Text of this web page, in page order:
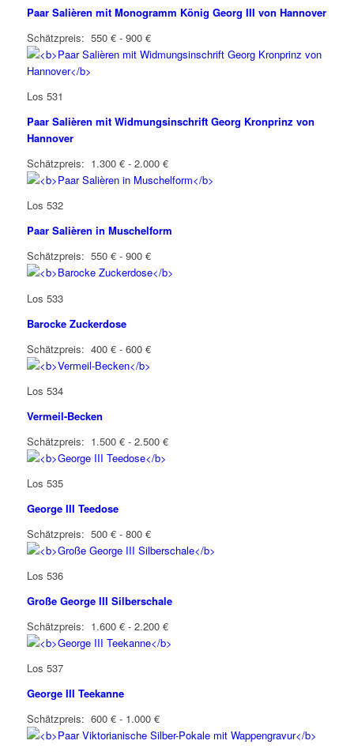
Paar Salièren mit Monogramm König Georg III von Hannover
Schätzpreis: 550 € - 900 €
Los 531
Paar Salièren mit Widmungsinschrift Georg Kronprinz von
Hannover
Schätzpreis: 1.300 € - 2.000 €
Los 532
Paar Salièren in Muschelform
Schätzpreis: 550 € - 900 €
Los 533
Barocke Zuckerdose
Schätzpreis: 400 € - 600 €
Los 534
Vermeil-Becken
Schätzpreis: 1.500 € - 2.500 €
Los 535
George III Teedose
Schätzpreis: 500 € - 800 €
Los 536
Große George III Silberschale
Schätzpreis: 1.600 € - 2.200 €
Los 537
George III Teekanne
Schätzpreis: 600 € - 1.000 €